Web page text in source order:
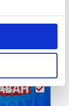
özel
yaparken
sunmak
adına
noktada,
tek gelir